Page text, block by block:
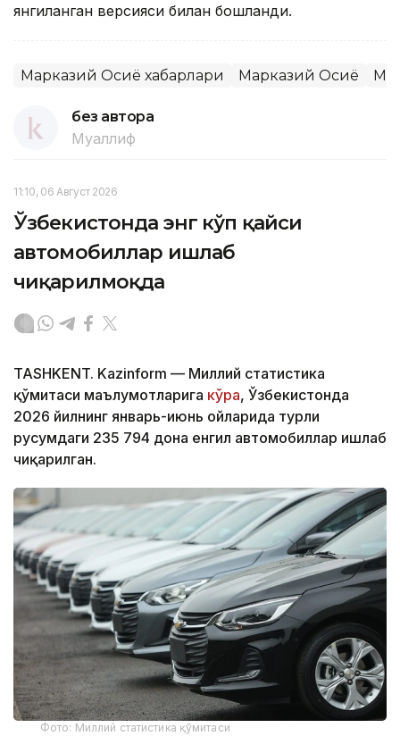
янгиланган версияси билан бошланди.
Марказий Осиё хабарлари Марказий Осиё
без автора
Муаллиф
11:10, 06 Август 2026
Ўзбекистонда энг кўп қайси
автомобиллар ишлаб
чиқарилмоқда
TASHKENT. Kazinform — Миллий статистика
қўмитаси маълумотларига кўра, Ўзбекистонда
2026 йилнинг январь-июнь ойларида турли
русумдаги 235 794 дона енгил автомобиллар ишлаб
чиқарилган.
Фото: Миллий статистика қўмитаси